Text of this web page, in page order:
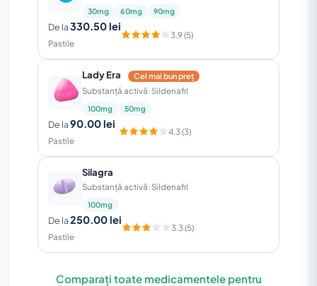
30mg 60mg 90mg
De la330.50 lei
Pastile
3.9 (5)
Lady Era Cel mai bun preț
Substanță activă: Sildenafil
100mg 50mg
De la90.00 lei
Pastile
4.3 (3)
Silagra
Substanță activă: Sildenafil
100mg
De la250.00 lei
Pastile
3.3 (5)
Comparați toate medicamentele pentru